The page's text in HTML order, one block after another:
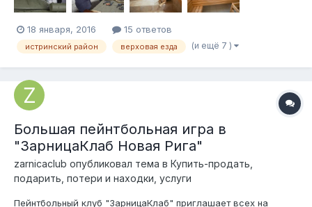
18 января, 2016 15 ответов
истринский район верховая езда (и ещё 7 )
Большая пейнтбольная игра в
"ЗарницаКлаб Новая Рига"
zarnicaclub опубликовал тема в Купить-продать,
подарить, потери и находки, услуги
Пейнтбольный клуб "ЗарницаКлаб" приглашает всех на